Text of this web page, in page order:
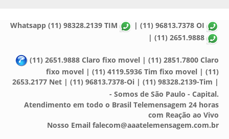
Whatsapp (11) 98328.2139 TIM
| (11) 96813.7378 OI
| (11) 2651.9888
(11) 2651.9888 Claro fixo movel | (11) 2851.7800 Claro
fixo movel | (11) 4119.5936 Tim fixo movel | (11)
2653.2177 Net | (11) 96813.7378-Oi | (11) 98328.2139-Tim |
- Somos de São Paulo - Capital.
Atendimento em todo o Brasil Telemensagem 24 horas
com Reação ao Vivo
Nosso Email falecom@aaatelemensagem.com.br